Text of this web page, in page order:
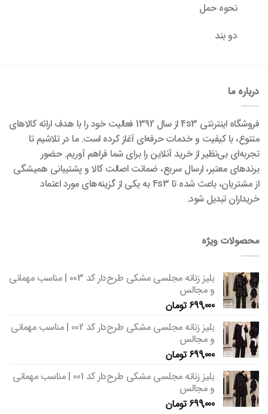
نحوه حمل
دو بند
درباره ما
فروشگاه اینترنتی 4s3 از سال 1392 فعالیت خود را با هدف ارائه کالاهای
متنوع، با کیفیت و خدمات حرفه‌ای آغاز کرده است. ما در تلاشیم تا
تجربه‌ای بی‌نظیر از خرید آنلاین را برای شما فراهم آوریم. حضور
برندهای معتبر، ارسال سریع، ضمانت اصالت کالا و پشتیبانی همیشگی
از مشتریان، باعث شده تا 4s3 به یکی از گزینه‌های مورد اعتماد
خریداران تبدیل شود.
محصولات ویژه
بلیز زنانه مجلسی مشکی طرح‌دار کد 003 | مناسب مهمانی
و مجالس
699,000 تومان
بلیز زنانه مجلسی مشکی طرح‌دار کد 002 | مناسب مهمانی
و مجالس
699,000 تومان
بلیز زنانه مجلسی مشکی طرح‌دار کد 001 | مناسب مهمانی
و مجالس
699,000 تومان